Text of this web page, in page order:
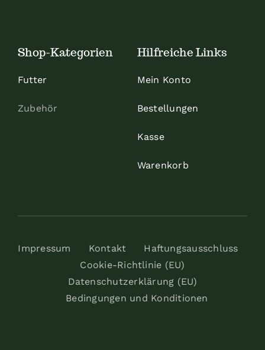
Shop-Kategorien
Futter
Zubehör
Hilfreiche Links
Mein Konto
Bestellungen
Kasse
Warenkorb
Impressum Kontakt
Haftungsausschluss
Cookie-Richtlinie (EU)
Datenschutzerklärung (EU)
Bedingungen und Konditionen